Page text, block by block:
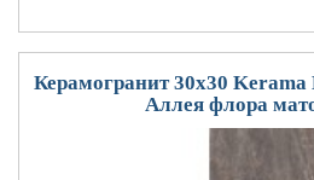
Керамогранит 30x30 Kerama
Аллея флора